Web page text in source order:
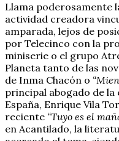
Llama poderosamente
actividad creadora
amparada, lejos de
por Telecinco con la
miniserie o el grupo
Planeta tanto de las
de Inma Chacón o
principal abogado de la
España, Enrique Vila
reciente “Tuyo es el
en Acantilado, la